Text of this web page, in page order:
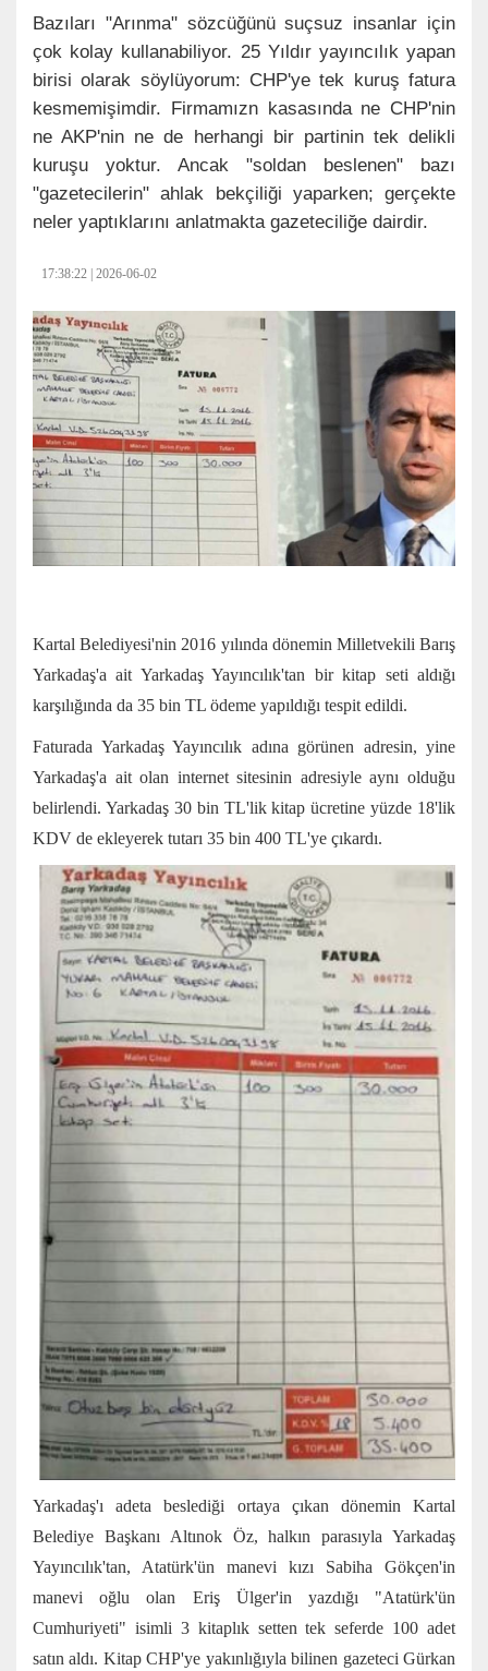
Bazıları "Arınma" sözcüğünü suçsuz insanlar için
çok kolay kullanabiliyor. 25 Yıldır yayıncılık yapan
birisi olarak söylüyorum: CHP'ye tek kuruş fatura
kesmemişimdir. Firmamızn kasasında ne CHP'nin
ne AKP'nin ne de herhangi bir partinin tek delikli
kuruşu yoktur. Ancak "soldan beslenen" bazı
"gazetecilerin" ahlak bekçiliği yaparken; gerçekte
neler yaptıklarını anlatmakta gazeteciliğe dairdir.
17:38:22 | 2026-06-02
Kartal Belediyesi'nin 2016 yılında dönemin Milletvekili Barış
Yarkadaş'a ait Yarkadaş Yayıncılık'tan bir kitap seti aldığı
karşılığında da 35 bin TL ödeme yapıldığı tespit edildi.
Faturada Yarkadaş Yayıncılık adına görünen adresin, yine
Yarkadaş'a ait olan internet sitesinin adresiyle aynı olduğu
belirlendi. Yarkadaş 30 bin TL'lik kitap ücretine yüzde 18'lik
KDV de ekleyerek tutarı 35 bin 400 TL'ye çıkardı.
Yarkadaş'ı adeta beslediği ortaya çıkan dönemin Kartal
Belediye Başkanı Altınok Öz, halkın parasıyla Yarkadaş
Yayıncılık'tan, Atatürk'ün manevi kızı Sabiha Gökçen'in
manevi oğlu olan Eriş Ülger'in yazdığı "Atatürk'ün
Cumhuriyeti" isimli 3 kitaplık setten tek seferde 100 adet
satın aldı. Kitap CHP'ye yakınlığıyla bilinen gazeteci Gürkan